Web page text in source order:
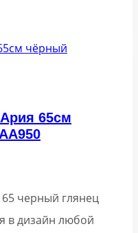
65см
черный глянец
в дизайн любой